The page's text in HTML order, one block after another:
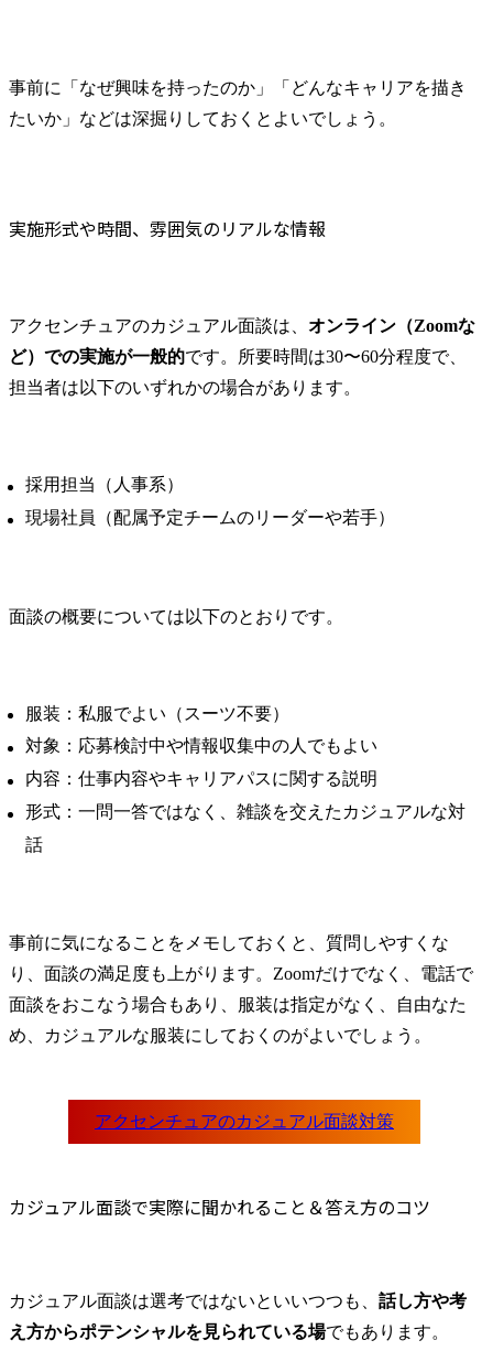
事前に「なぜ興味を持ったのか」「どんなキャリアを描き
たいか」などは深掘りしておくとよいでしょう。
実施形式や時間、雰囲気のリアルな情報
アクセンチュアのカジュアル面談は、 オンライン（Zoomな
ど）での実施が一般的です。所要時間は30〜60分程度で、
担当者は以下のいずれかの場合があります。
採用担当（人事系）
現場社員（配属予定チームのリーダーや若手）
面談の概要については以下のとおりです。
服装：私服でよい（スーツ不要）
対象：応募検討中や情報収集中の人でもよい
内容：仕事内容やキャリアパスに関する説明
形式：一問一答ではなく、雑談を交えたカジュアルな対
話
事前に気になることをメモしておくと、質問しやすくな
り、面談の満足度も上がります。Zoomだけでなく、電話で
面談をおこなう場合もあり、服装は指定がなく、自由なた
め、カジュアルな服装にしておくのがよいでしょう。
カジュアル面談で実際に聞かれること＆答え方のコツ
カジュアル面談は選考ではないといいつつも、 話し方や考
え方からポテンシャルを見られている場でもあります。